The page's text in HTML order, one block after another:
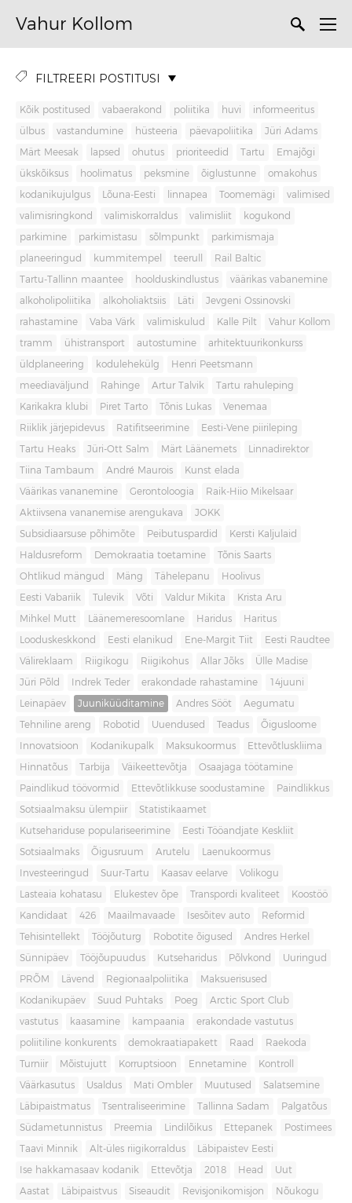
Vahur Kollom
FILTREERI POSTITUSI
Kõik postitused vabaerakond poliitika huvi informeeritus
ülbus vastandumine hüsteeria päevapoliitika Jüri Adams
Märt Meesak lapsed ohutus prioriteedid Tartu Emajõgi
ükskõiksus hoolimatus peksmine õiglustunne omakohus
kodanikujulgus Lõuna-Eesti linnapea Toomemägi valimised
valimisringkond valimiskorraldus valimisliit kogukond
parkimine parkimistasu sõlmpunkt parkimismaja
planeeringud kummitempel teerull Rail Baltic
Tartu-Tallinn maantee hoolduskindlustus väärikas vabanemine
alkoholipoliitika alkoholiaktsiis Läti Jevgeni Ossinovski
rahastamine Vaba Värk valimiskulud Kalle Pilt Vahur Kollom
tramm ühistransport autostumine arhitektuurikonkurss
üldplaneering kodulehekülg Henri Peetsmann
meediaväljund Rahinge Artur Talvik Tartu rahuleping
Karikakra klubi Piret Tarto Tõnis Lukas Venemaa
Riiklik järjepidevus Ratifitseerimine Eesti-Vene piirileping
Tartu Heaks Jüri-Ott Salm Märt Läänemets Linnadirektor
Tiina Tambaum André Maurois Kunst elada
Väärikas vananemine Gerontoloogia Raik-Hiio Mikelsaar
Aktiivsena vananemise arengukava JOKK
Subsidiaarsuse põhimõte Peibutuspardid Kersti Kaljulaid
Haldusreform Demokraatia toetamine Tõnis Saarts
Ohtlikud mängud Mäng Tähelepanu Hoolivus
Eesti Vabariik Tulevik Võti Valdur Mikita Krista Aru
Mihkel Mutt Läänemeresoomlane Haridus Haritus
Looduskeskkond Eesti elanikud Ene-Margit Tiit Eesti Raudtee
Välireklaam Riigikogu Riigikohus Allar Jõks Ülle Madise
Jüri Põld Indrek Teder erakondade rahastamine 14juuni
Leinapäev Juuniküüditamine Andres Sööt Aegumatu
Tehniline areng Robotid Uuendused Teadus Õigusloome
Innovatsioon Kodanikupalk Maksukoormus Ettevõtluskliima
Hinnatõus Tarbija Väikeettevõtja Osaajaga töötamine
Paindlikud töövormid Ettevõtlikkuse soodustamine Paindlikkus
Sotsiaalmaksu ülempiir Statistikaamet
Kutsehariduse populariseerimine Eesti Tööandjate Keskliit
Sotsiaalmaks Õigusruum Arutelu Laenukoormus
Investeeringud Suur-Tartu Kaasav eelarve Volikogu
Lasteaia kohatasu Elukestev õpe Transpordi kvaliteet Koostöö
Kandidaat 426 Maailmavaade Isesõitev auto Reformid
Tehisintellekt Tööjõuturg Robotite õigused Andres Herkel
Sünnipäev Tööjõupuudus Kutseharidus Põlvkond Uuringud
PRÕM Lävend Regionaalpoliitika Maksuerisused
Kodanikupäev Suud Puhtaks Poeg Arctic Sport Club
vastutus kaasamine kampaania erakondade vastutus
poliitiline konkurents demokraatiapakett Raad Raekoda
Turniir Mõistujutt Korruptsioon Ennetamine Kontroll
Väärkasutus Usaldus Mati Ombler Muutused Salatsemine
Läbipaistmatus Tsentraliseerimine Tallinna Sadam Palgatõus
Südametunnistus Preemia Lindilõikus Ettepanek Postimees
Taavi Minnik Alt-üles riigikorraldus Läbipaistev Eesti
Ise hakkamasaav kodanik Ettevõtja 2018 Head Uut
Aastat Läbipaistvus Siseaudit Revisjonikomisjon Nõukogu